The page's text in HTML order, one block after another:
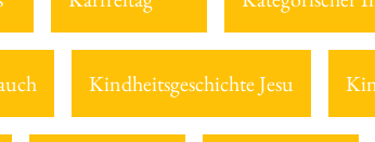
Kindheitsgeschichte Jesu